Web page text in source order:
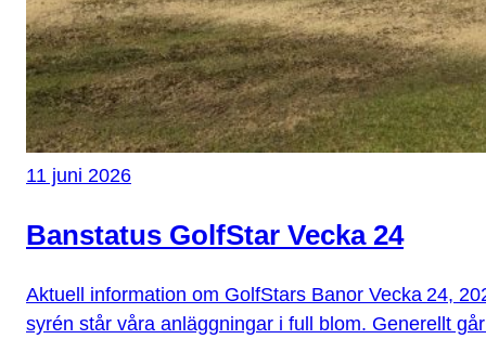
11 juni 2026
Banstatus GolfStar Vecka 24
Aktuell information om GolfStars Banor Vecka 24,
syrén står våra anläggningar i full blom. Generellt